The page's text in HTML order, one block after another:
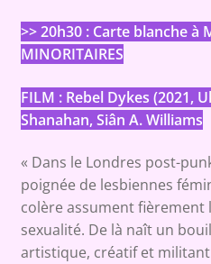
>> 20h30 : Carte blanche à
MINORITAIRES
FILM : Rebel Dykes (2021,
Shanahan, Siân A. Williams
« Dans le Londres post-
poignée de lesbiennes
colère assument fièrement
sexualité. De là naît un
artistique, créatif et